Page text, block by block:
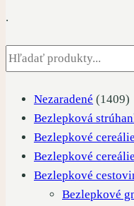
.
Hľadať
Nezaradené 1409
Bezlepková
Bezlepkové cereálie
Bezlepkové
Bezlepkové
Bezlepkové